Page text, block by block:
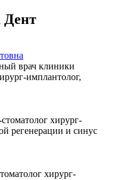
врач клиники
имплантолог,
хирург-
регенерации и синус
хирург-